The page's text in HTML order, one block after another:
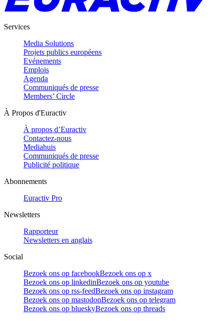
Services
Media Solutions
Projets publics européens
Evénements
Emplois
Agenda
Communiqués de presse
Members’ Circle
À Propos d'Euractiv
À propos d’Euractiv
Contactez-nous
Mediahuis
Communiqués de presse
Publicité politique
Abonnements
Euractiv Pro
Newsletters
Rapporteur
Newsletters en anglais
Social
Bezoek ons op facebookBezoek ons op x
Bezoek ons op linkedinBezoek ons op youtube
Bezoek ons op rss-feedBezoek ons op instagram
Bezoek ons op mastodonBezoek ons op telegram
Bezoek ons op blueskyBezoek ons op threads